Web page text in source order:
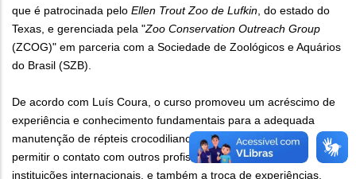
que é patrocinada pelo Ellen Trout Zoo de Lufkin, do estado do
Texas, e gerenciada pela "Zoo Conservation Outreach Group
(ZCOG)" em parceria com a Sociedade de Zoológicos e Aquários
do Brasil (SZB).
De acordo com Luís Coura, o curso promoveu um acréscimo de
experiência e conhecimento fundamentais para a adequada
manutenção de répteis crocodilianos em cativeiro, além de
permitir o contato com outros profissionais da área, de
instituições internacionais, e também a troca de experiências.